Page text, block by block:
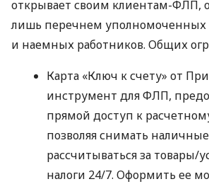
открывает своим клиентам-ФЛП,
лишь перечнем
и наемных работников. Общих
Карта «Ключ к счету» от
инструмент для ФЛП,
прямой доступ к
позволяя снимать
рассчитываться за товары/
налоги 24/7. Оформить ее